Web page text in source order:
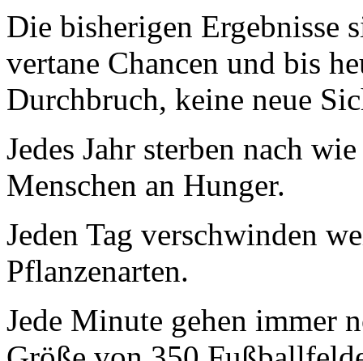
Die bisherigen Ergebnisse
vertane Chancen und bis
Durchbruch, keine neue
Jedes Jahr sterben nach
Menschen an Hunger.
Jeden Tag verschwinden
Pflanzenarten.
Jede Minute gehen immer